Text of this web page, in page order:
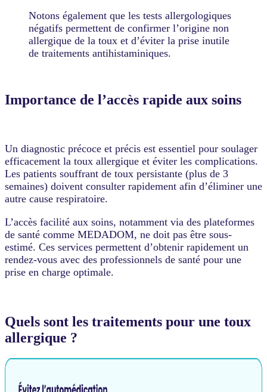
Notons également que les tests allergologiques
négatifs permettent de confirmer l’origine non
allergique de la toux et d’éviter la prise inutile
de traitements antihistaminiques.
Importance de l’accès rapide aux soins
Un diagnostic précoce et précis est essentiel pour soulager
efficacement la toux allergique et éviter les complications.
Les patients souffrant de toux persistante (plus de 3
semaines) doivent consulter rapidement afin d’éliminer une
autre cause respiratoire.
L’accès facilité aux soins, notamment via des plateformes
de santé comme MEDADOM, ne doit pas être sous-
estimé. Ces services permettent d’obtenir rapidement un
rendez-vous avec des professionnels de santé pour une
prise en charge optimale.
Quels sont les traitements pour une toux
allergique ?